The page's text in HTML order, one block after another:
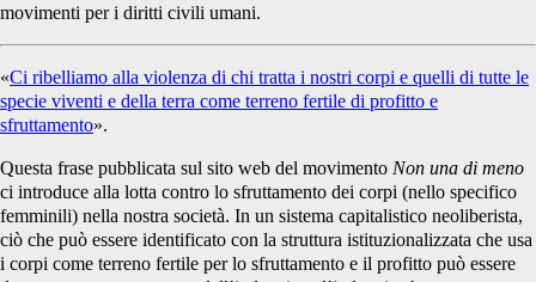
movimenti per i diritti civili umani.
«Ci ribelliamo alla violenza di chi tratta i nostri corpi e quelli di tutte le
specie viventi e della terra come terreno fertile di profitto e
sfruttamento».
Questa frase pubblicata sul sito web del movimento Non una di meno
ci introduce alla lotta contro lo sfruttamento dei corpi (nello specifico
femminili) nella nostra società. In un sistema capitalistico neoliberista,
ciò che può essere identificato con la struttura istituzionalizzata che usa
i corpi come terreno fertile per lo sfruttamento e il profitto può essere